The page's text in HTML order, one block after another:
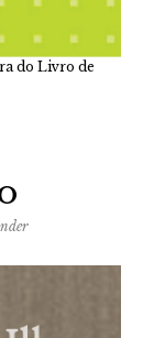
do Livro de